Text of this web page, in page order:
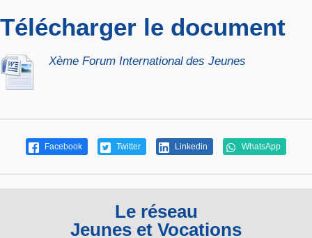
Télécharger le document
Xème Forum International des Jeunes
Facebook Twitter Linkedin WhatsApp
Le réseau
Jeunes et Vocations